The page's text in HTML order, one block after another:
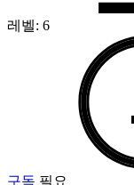
레벨: 6
구독 필요